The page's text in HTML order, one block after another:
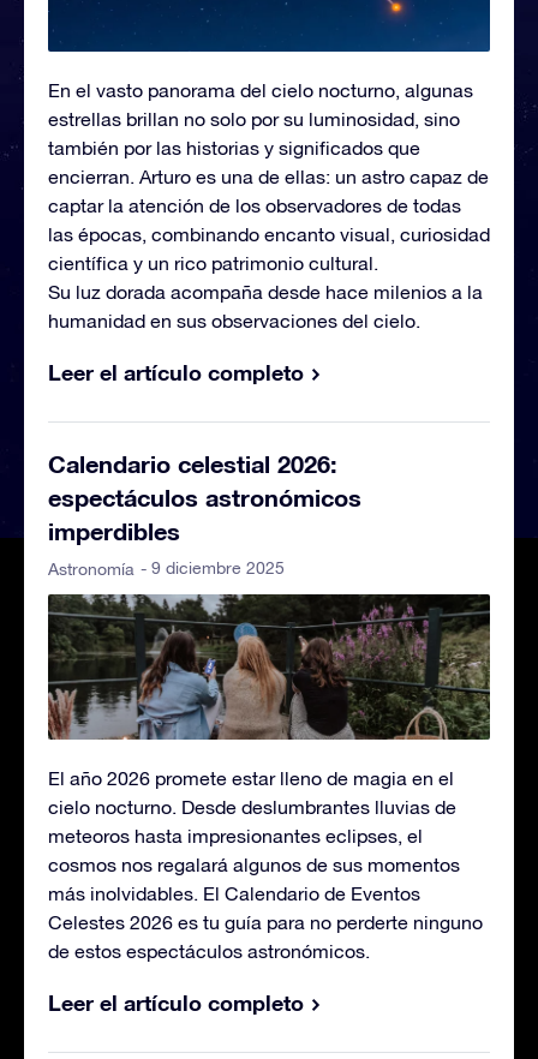
En el vasto panorama del cielo nocturno, algunas
estrellas brillan no solo por su luminosidad, sino
también por las historias y significados que
encierran. Arturo es una de ellas: un astro capaz de
captar la atención de los observadores de todas
las épocas, combinando encanto visual, curiosidad
científica y un rico patrimonio cultural.
Su luz dorada acompaña desde hace milenios a la
humanidad en sus observaciones del cielo.
Leer el artículo completo
Calendario celestial 2026:
espectáculos astronómicos
imperdibles
Astronomía - 9 diciembre 2025
El año 2026 promete estar lleno de magia en el
cielo nocturno. Desde deslumbrantes lluvias de
meteoros hasta impresionantes eclipses, el
cosmos nos regalará algunos de sus momentos
más inolvidables. El Calendario de Eventos
Celestes 2026 es tu guía para no perderte ninguno
de estos espectáculos astronómicos.
Leer el artículo completo